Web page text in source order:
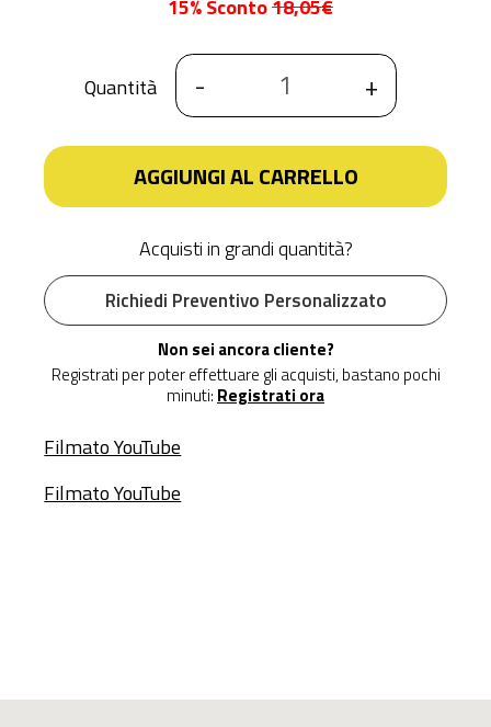
15% Sconto18,05€
Quantità - +
AGGIUNGI AL CARRELLO
Acquisti in grandi quantità?
Richiedi Preventivo Personalizzato
Non sei ancora cliente?
Registrati per poter effettuare gli acquisti, bastano pochi
minuti: Registrati ora
Filmato YouTube
Filmato YouTube